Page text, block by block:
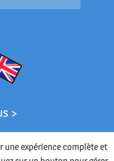
>
une expérience complète et